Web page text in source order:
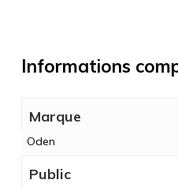
Informations
Marque
Oden
Public